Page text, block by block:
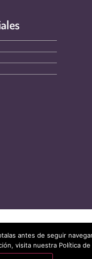
antes de seguir
visita nuestra Política de